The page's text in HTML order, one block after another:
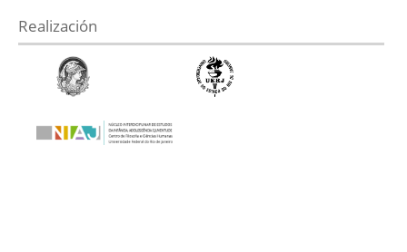
Realización